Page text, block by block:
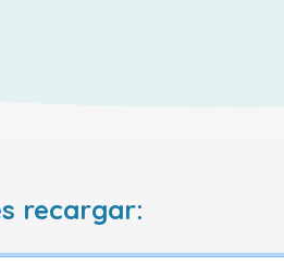
recargar: